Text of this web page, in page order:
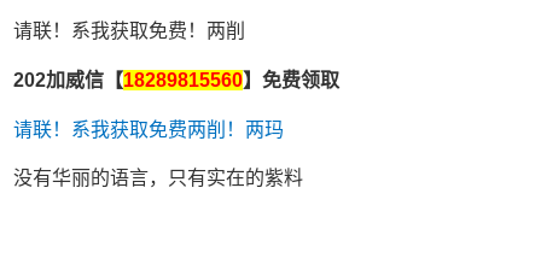
请联！系我获取免费！两削
202加威信【18289815560】免费领取
请联！系我获取免费两削！两玛
没有华丽的语言，只有实在的紫料